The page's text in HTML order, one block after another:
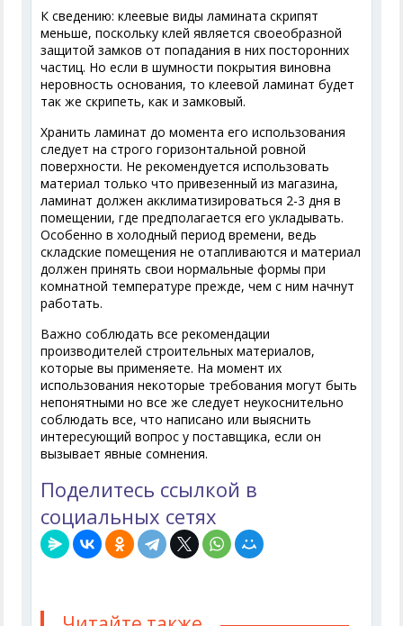
К сведению: клеевые виды ламината скрипят
меньше, поскольку клей является своеобразной
защитой замков от попадания в них посторонних
частиц. Но если в шумности покрытия виновна
неровность основания, то клеевой ламинат будет
так же скрипеть, как и замковый.
Хранить ламинат до момента его использования
следует на строго горизонтальной ровной
поверхности. Не рекомендуется использовать
материал только что привезенный из магазина,
ламинат должен акклиматизироваться 2-3 дня в
помещении, где предполагается его укладывать.
Особенно в холодный период времени, ведь
складские помещения не отапливаются и материал
должен принять свои нормальные формы при
комнатной температуре прежде, чем с ним начнут
работать.
Важно соблюдать все рекомендации
производителей строительных материалов,
которые вы применяете. На момент их
использования некоторые требования могут быть
непонятными но все же следует неукоснительно
соблюдать все, что написано или выяснить
интересующий вопрос у поставщика, если он
вызывает явные сомнения.
Поделитесь ссылкой в
социальных сетях